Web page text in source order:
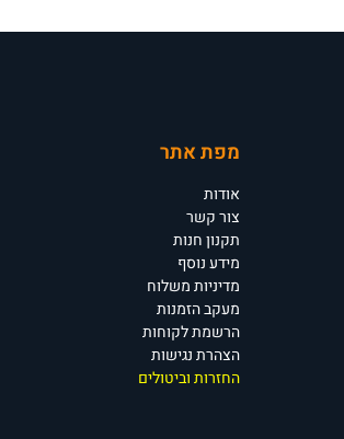
מפת אתר
אודות
צור קשר
תקנון חנות
מידע נוסף
מדיניות משלוח
מעקב הזמנות
הרשמת לקוחות
הצהרת נגישות
החזרות וביטולים